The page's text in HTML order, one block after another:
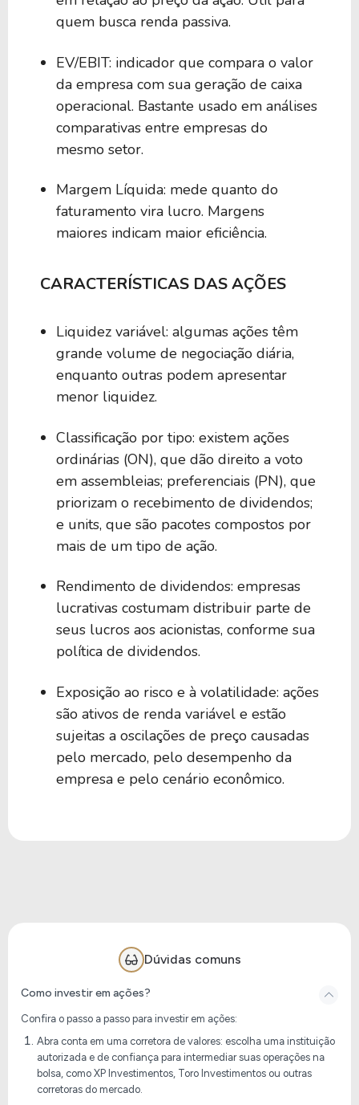
quem busca renda passiva.
EV/EBIT: indicador que compara o valor
da empresa com sua geração de caixa
operacional. Bastante usado em análises
comparativas entre empresas do
mesmo setor.
Margem Líquida: mede quanto do
faturamento vira lucro. Margens
maiores indicam maior eficiência.
CARACTERÍSTICAS DAS AÇÕES
Liquidez variável: algumas ações têm
grande volume de negociação diária,
enquanto outras podem apresentar
menor liquidez.
Classificação por tipo: existem ações
ordinárias (ON), que dão direito a voto
em assembleias; preferenciais (PN), que
priorizam o recebimento de dividendos;
e units, que são pacotes compostos por
mais de um tipo de ação.
Rendimento de dividendos: empresas
lucrativas costumam distribuir parte de
seus lucros aos acionistas, conforme sua
política de dividendos.
Exposição ao risco e à volatilidade: ações
são ativos de renda variável e estão
sujeitas a oscilações de preço causadas
pelo mercado, pelo desempenho da
empresa e pelo cenário econômico.
Dúvidas comuns
Como investir em ações?
Confira o passo a passo para investir em ações:
Abra conta em uma corretora de valores: escolha uma instituição
autorizada e de confiança para intermediar suas operações na
bolsa, como XP Investimentos, Toro Investimentos ou outras
corretoras do mercado.